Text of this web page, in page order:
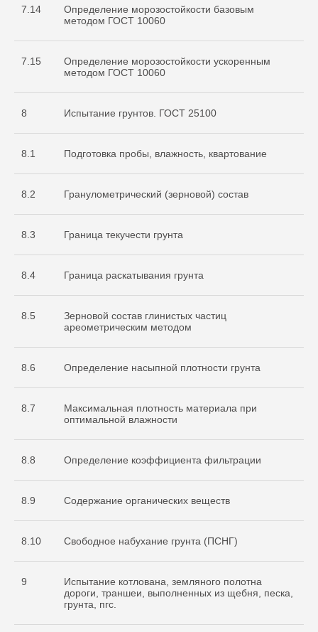
7.14
Определение морозостойкости базовым
методом ГОСТ 10060
7.15
Определение морозостойкости ускоренным
методом ГОСТ 10060
8 Испытание грунтов. ГОСТ 25100
8.1 Подготовка пробы, влажность, квартование
8.2 Гранулометрический (зерновой) состав
8.3 Граница текучести грунта
8.4 Граница раскатывания грунта
8.5
Зерновой состав глинистых частиц
ареометрическим методом
8.6 Определение насыпной плотности грунта
8.7
Максимальная плотность материала при
оптимальной влажности
8.8 Определение коэффициента фильтрации
8.9 Содержание органических веществ
8.10 Свободное набухание грунта (ПСНГ)
9
Испытание котлована, земляного полотна
дороги, траншеи, выполненных из щебня, песка,
грунта, пгс.